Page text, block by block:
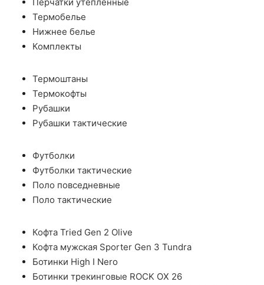
Термобелье
Нижнее белье
Комплекты
Термоштаны
Термокофты
Рубашки
Рубашки тактические
Футболки
Футболки тактические
Поло повседневные
Поло тактические
Кофта Tried Gen 2 Olive
Кофта мужская Sporter Gen 3 Tundra
Ботинки High I Nero
Ботинки трекинговые ROCK OX 26